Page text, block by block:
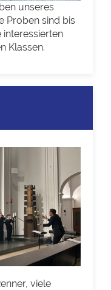
unseres
Proben sind bis
interessierten
Klassen.
viele